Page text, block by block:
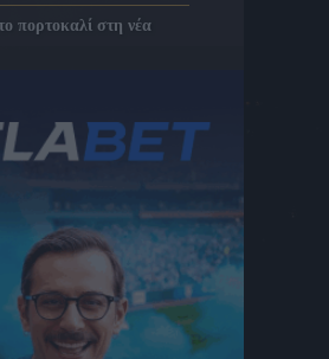
πορτοκαλί στη νέα
– Εντοπίστηκε
στους Αγίους
με τη
του Ρούλι
12:41
Πώς κάηκε
το 55% της έκτασης